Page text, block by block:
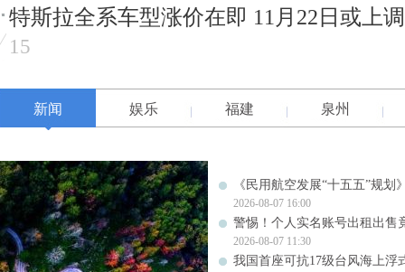
特斯拉全系车型涨价在即 11月22日或上
15
新闻 娱乐 福建 泉州
《民用航空发展“十五五”规划
2026-08-07 16:00
警惕！个人实名账号出租出售
2026-08-07 11:30
我国首座可抗17级台风海上浮